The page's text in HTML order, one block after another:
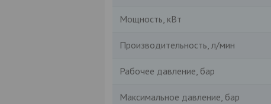
Мощность, кВт
Производительность, л/мин
Рабочее давление, бар
Максимальное давление, бар